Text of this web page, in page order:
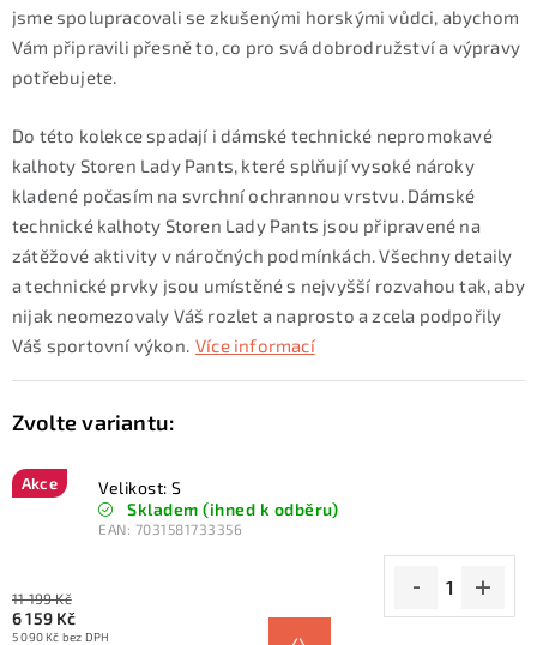
jsme spolupracovali se zkušenými horskými vůdci, abychom
Vám připravili přesně to, co pro svá dobrodružství a výpravy
potřebujete.
Do této kolekce spadají i dámské technické nepromokavé
kalhoty Storen Lady Pants, které splňují vysoké nároky
kladené počasím na svrchní ochrannou vrstvu. Dámské
technické kalhoty Storen Lady Pants jsou připravené na
zátěžové aktivity v náročných podmínkách. Všechny detaily
a technické prvky jsou umístěné s nejvyšší rozvahou tak, aby
nijak neomezovaly Váš rozlet a naprosto a zcela podpořily
Váš sportovní výkon. Více informací
Akce
Velikost: S
Skladem (ihned k odběru)
EAN: 7031581733356
11 199 Kč
6 159 Kč
5 090 Kč bez DPH